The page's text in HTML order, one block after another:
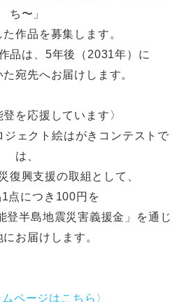
ち〜」
作品を募集します。
品は、5年後（2031年）に
宛先へお届けします。
登を応援しています〉
ェクト絵はがきコンテストで
は、
復興支援の取組として、
点につき100円を
登半島地震災害義援金」を通じ
お届けします。
ムページはこちら〉